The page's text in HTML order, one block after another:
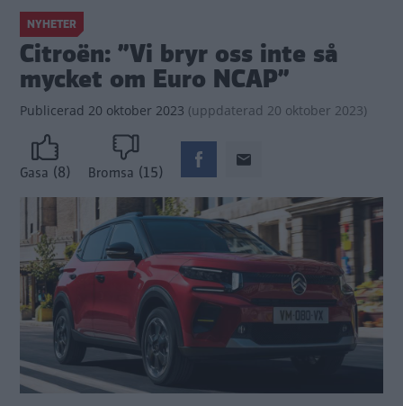
NYHETER
Citroën: ”Vi bryr oss inte så
mycket om Euro NCAP”
Publicerad 20 oktober 2023 (uppdaterad 20 oktober 2023)
Gasa (8) Bromsa (15)